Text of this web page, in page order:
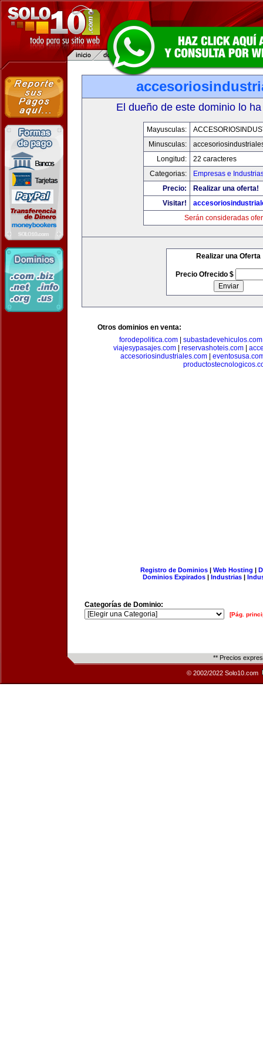
El dueño de este dominio lo
Mayusculas:
Minusculas:
Longitud:
22 caracteres
Categorias:
Empresas e
Precio:
Realizar una oferta!
Visitar!
Serán consideradas
Realizar una Oferta
Precio Ofrecido $
Otros dominios en venta:
forodepolitica.com| subastadevehiculos.com
viajesypasajes.com
reservashoteis.com
accesoriosindustriales.com
Registro de Dominios| Web Hosting |
Dominios Expirados | Industrias |
Categorías de Dominio:
[Pág.
** Precios
© 2002/2022 Solo10.com